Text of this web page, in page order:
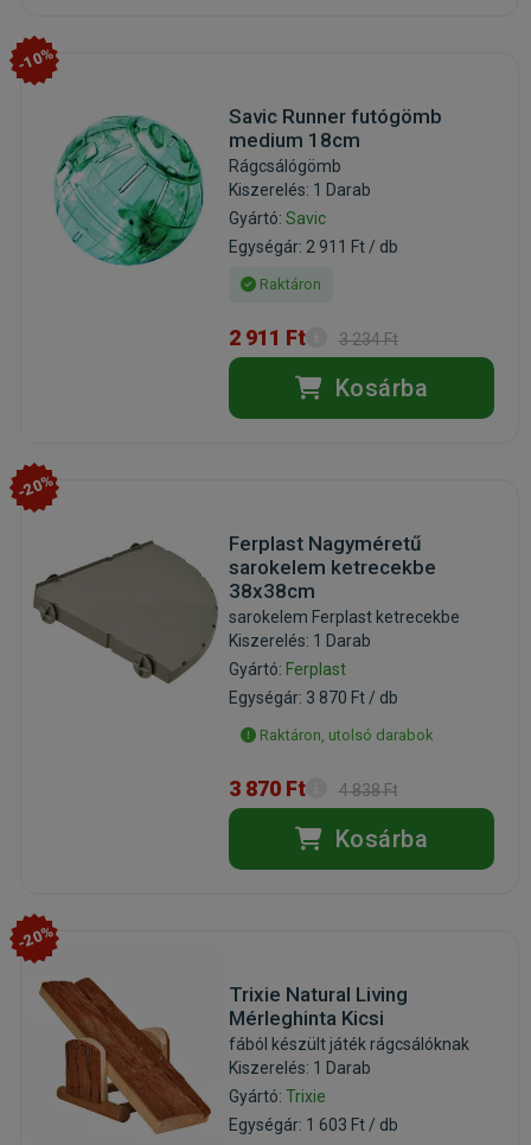
-10%
Savic Runner futógömb
medium 18cm
Rágcsálógömb
Kiszerelés: 1 Darab
Gyártó: Savic
Egységár: 2 911 Ft / db
Raktáron
2 911 Ft 3 234 Ft
Kosárba
-20%
Ferplast Nagyméretű
sarokelem ketrecekbe
38x38cm
sarokelem Ferplast ketrecekbe
Kiszerelés: 1 Darab
Gyártó: Ferplast
Egységár: 3 870 Ft / db
Raktáron, utolsó darabok
3 870 Ft 4 838 Ft
Kosárba
-20%
Trixie Natural Living
Mérleghinta Kicsi
fából készült játék rágcsálóknak
Kiszerelés: 1 Darab
Gyártó: Trixie
Egységár: 1 603 Ft / db